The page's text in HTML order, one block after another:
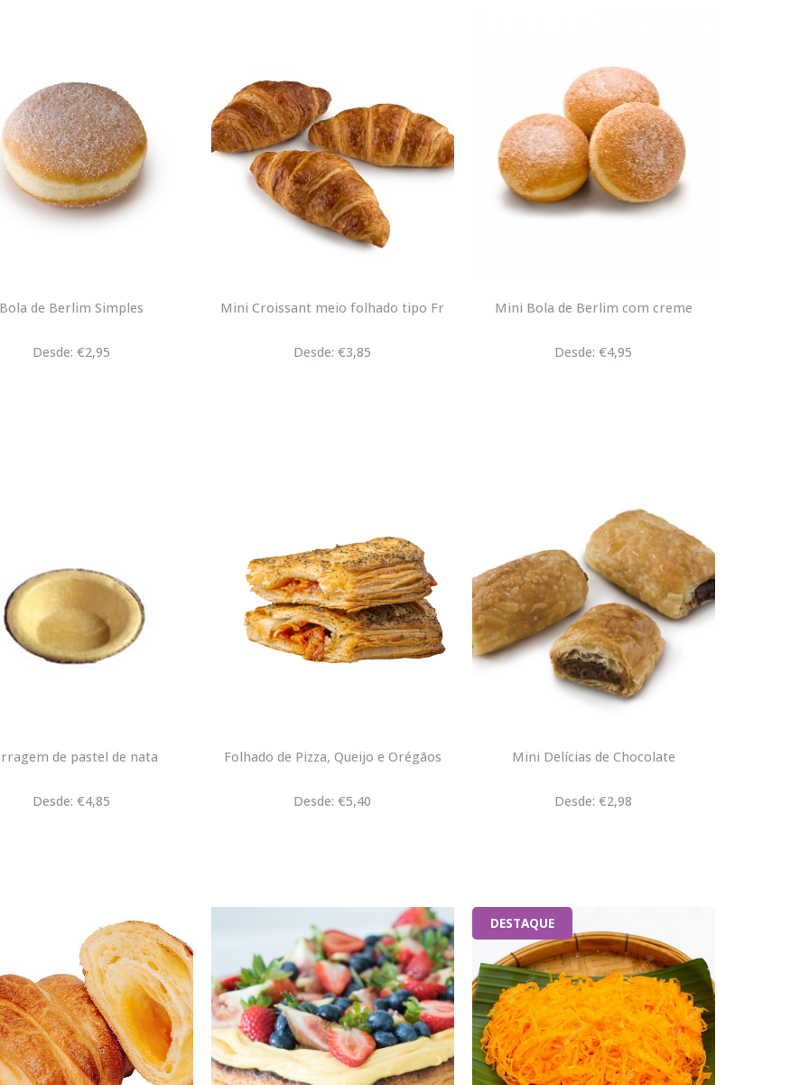
Bola de Berlim Simples
Desde: €2,95
Mini Croissant meio folhado tipo Fr
Desde: €3,85
Mini Bola de Berlim com creme
Desde: €4,95
de pastel de nata
Desde: €4,85
Folhado de Pizza, Queijo e Orégãos
Desde: €5,40
Mini Delícias de Chocolate
Desde: €2,98
DESTAQUE